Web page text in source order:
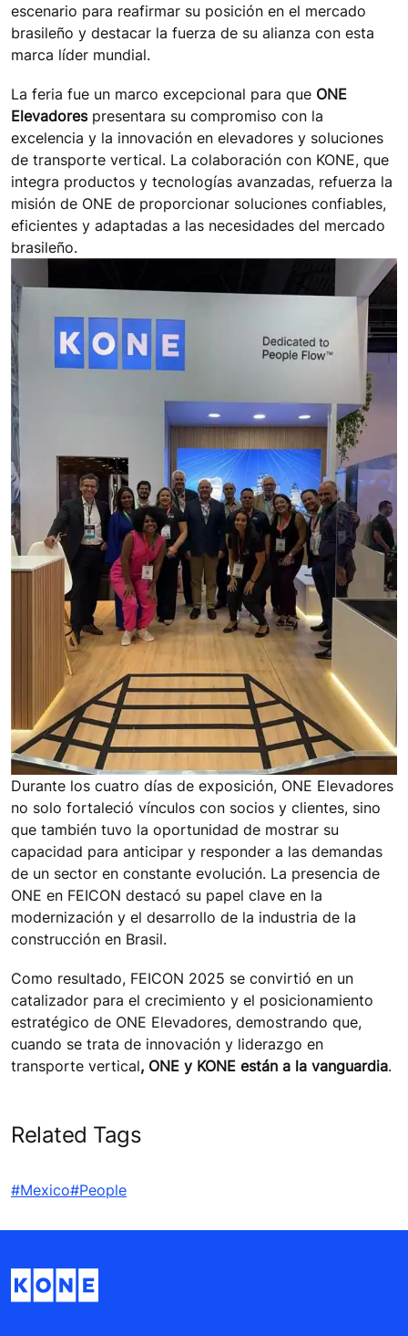
escenario para reafirmar su posición en el mercado
brasileño y destacar la fuerza de su alianza con esta
marca líder mundial.
La feria fue un marco excepcional para que ONE
Elevadorespresentara su compromiso con la
excelencia y la innovación en elevadores y soluciones
de transporte vertical. La colaboración con KONE, que
integra productos y tecnologías avanzadas, refuerza la
misión de ONE de proporcionar soluciones confiables,
eficientes y adaptadas a las necesidades del mercado
brasileño.
Durante los cuatro días de exposición, ONE Elevadores
no solo fortaleció vínculos con socios y clientes, sino
que también tuvo la oportunidad de mostrar su
capacidad para anticipar y responder a las demandas
de un sector en constante evolución. La presencia de
ONE en FEICON destacó su papel clave en la
modernización y el desarrollo de la industria de la
construcción en Brasil.
Como resultado, FEICON 2025 se convirtió en un
catalizador para el crecimiento y el posicionamiento
estratégico de ONE Elevadores, demostrando que,
cuando se trata de innovación y liderazgo en
transporte vertical, ONE y KONE están a la vanguardia.
Related Tags
#Mexico#People